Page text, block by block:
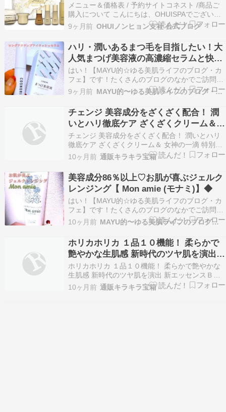
メニュー＆価格表 / 予約サイトコネスト /商品ご
購入について こんにちは、OHUISPAでございま
す本日もご覧いただきまして誠にありがとうござ
います 本日ご紹介するのは、SUM:37 ロシクスン
マシリーズの”クリーム増量セット”です ≪セット
内容≫・クリーム50ml + リフ…
9ヶ月前 OHUIノンヒョン支社 公式ブログ
ハリ・潤いあるまつ毛を目指したい！大
人気まつげ美容液の高濃縮セラムと快適
な使用感♡
はい！【MAYU的☆ゆる美肌ライフのブログ・カ
フェ】です！たくさんのブログのなかでご訪問
「いいね！」「フォロー」ありがとうございます
にほんブログ村 人気ブログランキング MAYU的
☆ゆる旬花ライフ 皆さん こんにちは♡♡
#PR450万人が選んだ韓国No.1????まつげ美…
9ヶ月前 MAYU的〜ゆる美肌ライフのブログ・カフェ
チェンジ 美容成分をざくざく配合！ 潤
いとハリ徹底ケア ざくざくクリーム＆
女神の一滴 特別セット
チェンジ 美容成分をざくざく配合！ 潤いとハリ
徹底ケア ざくざくクリーム＆ 女神の一滴 特別セ
ット※画像クリックで商品詳細へチェンジ 美容成
分をざくざく配合！ 潤いとハリ徹底ケア ざくざ
くクリーム＆ 女神の一滴 特別セット＜チェンジ
＞より、こだわりの美容成分を配合した美容液ク
リー…
10ヶ月前 通販キラキラ宝箱
美容成分86％以上♡お肌が喜ぶジェルク
レンジング【 Mon amie (モナミ)】◆
はい！【MAYU的☆ゆる美肌ライフのブログ・カ
フェ】です！たくさんのブログのなかでご訪問
「いいね！」「フォロー」ありがとうございます
にほんブログ村 人気ブログランキング MAYU的
☆ゆる旬花ライフ #サイタイ由来幹細胞培養エキ
ス#新発想導入美容液 『FRACORAから新発想…
10ヶ月前 MAYU的〜ゆる美肌ライフのブログ・カフェ
ホリカホリカ １品１０機能！ 柔らかで
艶やかな生肌感 新時代のツヤ肌を演出
新エッセンスＢＢ Ｗデーションルミ デ
ビュー３個分特別セット
ホリカホリカ １品１０機能！ 柔らかで艶やかな
生肌感 新時代のツヤ肌を演出 新エッセンスＢＢ
Ｗデーションルミ デビュー３個分特別セット※画
像クリックで商品詳細へホリカホリカ １品１０機
10ヶ月前 通販キラキラ宝箱